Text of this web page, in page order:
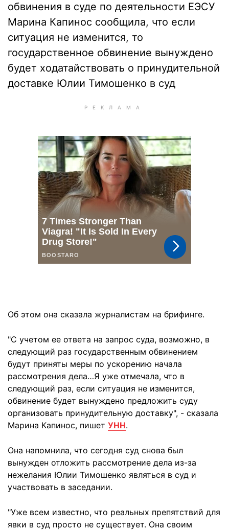
обвинения в суде по деятельности ЕЭСУ
Марина Капинос сообщила, что если
ситуация не изменится, то
государственное обвинение вынуждено
будет ходатайствовать о принудительной
доставке Юлии Тимошенко в суд
Об этом она сказала журналистам на брифинге.
"С учетом ее ответа на запрос суда, возможно, в
следующий раз государственным обвинением
будут приняты меры по ускорению начала
рассмотрения дела…Я уже отмечала, что в
следующий раз, если ситуация не изменится,
обвинение будет вынуждено предложить суду
организовать принудительную доставку", - сказала
Марина Капинос, пишет УНН.
Она напомнила, что сегодня суд снова был
вынужден отложить рассмотрение дела из-за
нежелания Юлии Тимошенко являться в суд и
участвовать в заседании.
"Уже всем известно, что реальных препятствий для
явки в суд просто не существует. Она своим